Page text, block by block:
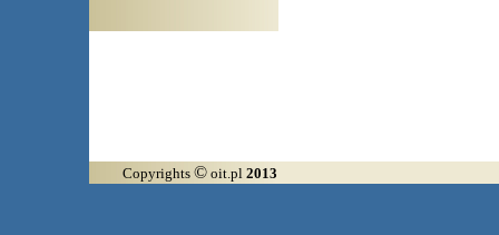
Copyrights © oit.pl 2013